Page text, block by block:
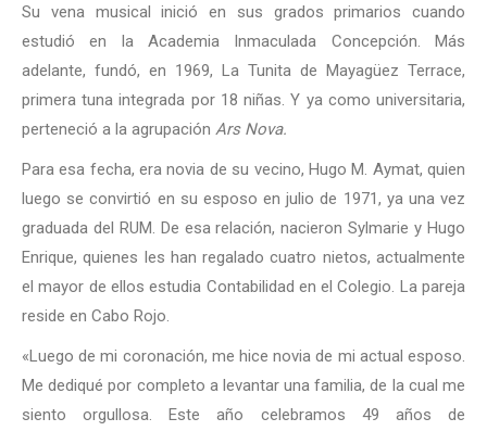
Su vena musical inició en sus grados primarios cuando
estudió en la Academia Inmaculada Concepción. Más
adelante, fundó, en 1969, La Tunita de Mayagüez Terrace,
primera tuna integrada por 18 niñas. Y ya como universitaria,
perteneció a la agrupación Ars Nova.
Para esa fecha, era novia de su vecino, Hugo M. Aymat, quien
luego se convirtió en su esposo en julio de 1971, ya una vez
graduada del RUM. De esa relación, nacieron Sylmarie y Hugo
Enrique, quienes les han regalado cuatro nietos, actualmente
el mayor de ellos estudia Contabilidad en el Colegio. La pareja
reside en Cabo Rojo.
«Luego de mi coronación, me hice novia de mi actual esposo.
Me dediqué por completo a levantar una familia, de la cual me
siento orgullosa. Este año celebramos 49 años de